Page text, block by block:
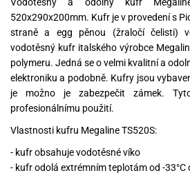
520x290x200mm. Kufr je v provedení s
straně a egg pěnou (žraločí čelisti)
vodotěsný kufr italského výrobce
polymeru. Jedná se o velmi kvalitní a
elektroniku a podobně. Kufry jsou
je možno je zabezpečit zámek.
profesionálnímu použití.
Vlastnosti kufru Megaline TS520S:
- kufr obsahuje vodotěsné víko
- kufr odolá extrémním teplotám od -33°C